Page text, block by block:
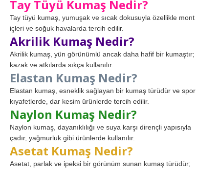
Tay Tüyü Kumaş Nedir?
Tay tüyü kumaş, yumuşak ve sıcak dokusuyla özellikle mont
içleri ve soğuk havalarda tercih edilir.
Akrilik Kumaş Nedir?
Akrilik kumaş, yün görünümlü ancak daha hafif bir kumaştır;
kazak ve atkılarda sıkça kullanılır.
Elastan Kumaş Nedir?
Elastan kumaş, esneklik sağlayan bir kumaş türüdür ve spor
kıyafetlerde, dar kesim ürünlerde tercih edilir.
Naylon Kumaş Nedir?
Naylon kumaş, dayanıklılığı ve suya karşı dirençli yapısıyla
çadır, yağmurluk gibi ürünlerde kullanılır.
Asetat Kumaş Nedir?
Asetat, parlak ve ipeksi bir görünüm sunan kumaş türüdür;